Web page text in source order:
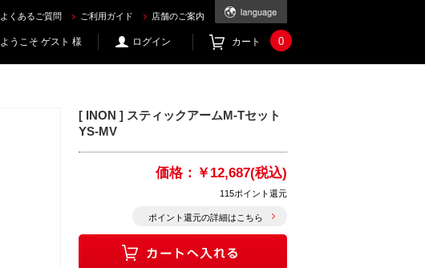
よくあるご質問 ご利用ガイド 店舗のご案内
ようこそ ゲスト 様 ログイン カート 0
[ INON ] スティックアームM-Tセット
YS-MV
価格： ￥12,687(税込)
115ポイント還元
ポイント還元の詳細はこちら